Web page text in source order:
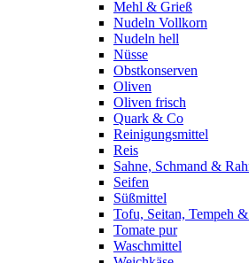
Mehl & Grieß
Nudeln Vollkorn
Nudeln hell
Nüsse
Obstkonserven
Oliven
Oliven frisch
Quark & Co
Reinigungsmittel
Reis
Sahne, Schmand &
Seifen
Süßmittel
Tofu, Seitan, Tempeh
Tomate pur
Waschmittel